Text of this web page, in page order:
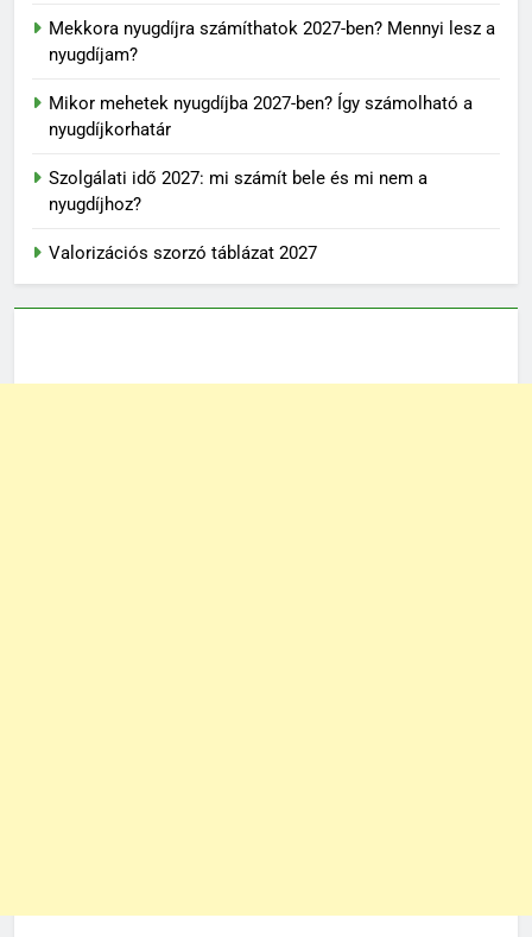
Mekkora nyugdíjra számíthatok 2027-ben? Mennyi lesz a
nyugdíjam?
Mikor mehetek nyugdíjba 2027-ben? Így számolható a
nyugdíjkorhatár
Szolgálati idő 2027: mi számít bele és mi nem a
nyugdíjhoz?
Valorizációs szorzó táblázat 2027